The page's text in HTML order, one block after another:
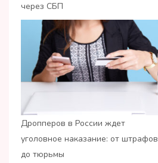
через СБП
Дропперов в России ждет
уголовное наказание: от штрафов
до тюрьмы